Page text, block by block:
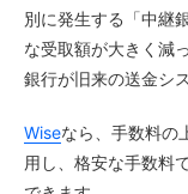
別に発生する「中継
な受取額が大きく減
銀行が旧来の送金シ
Wiseなら、手数料の
用し、格安な手数料